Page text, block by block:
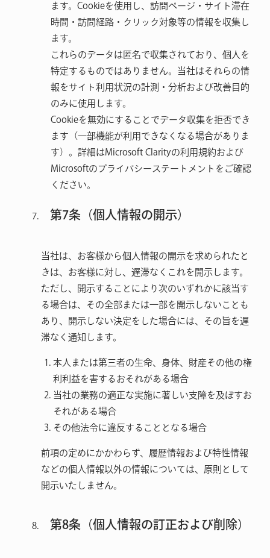
ます。Cookieを使用し、訪問ページ・サイト滞在
時間・訪問経路・クリック対象等の情報を収集し
ます。
これらのデータは匿名で収集されており、個人を
特定するものではありません。当社はそれらの情
報をサイト利用状況の計測・分析および改善目的
のみに使用します。
Cookieを無効にすることでデータ収集を拒否でき
ます（一部機能が利用できなくなる場合がありま
す）。詳細はMicrosoft Clarityの利用規約および
Microsoftのプライバシーステートメントをご確認
ください。
第7条（個人情報の開示）
当社は、お客様から個人情報の開示を求められたと
きは、お客様に対し、遅滞なくこれを開示します。
ただし、開示することにより次のいずれかに該当す
る場合は、その全部または一部を開示しないことも
あり、開示しない決定をした場合には、その旨を遅
滞なく通知します。
本人または第三者の生命、身体、財産その他の権
利利益を害するおそれがある場合
当社の業務の適正な実施に著しい支障を及ぼすお
それがある場合
その他法令に違反することとなる場合
前項の定めにかかわらず、履歴情報および特性情報
などの個人情報以外の情報については、原則として
開示いたしません。
第8条（個人情報の訂正および削除）